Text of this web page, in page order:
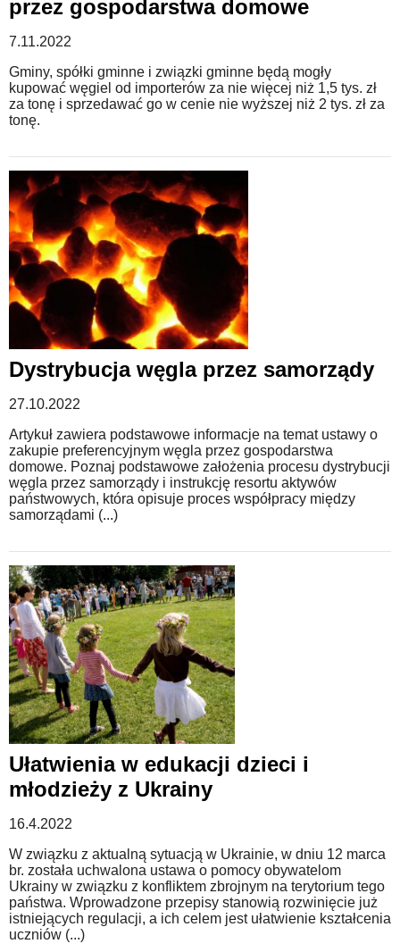
przez gospodarstwa domowe
7.11.2022
Gminy, spółki gminne i związki gminne będą mogły
kupować węgiel od importerów za nie więcej niż 1,5 tys. zł
za tonę i sprzedawać go w cenie nie wyższej niż 2 tys. zł za
tonę.
Dystrybucja węgla przez samorządy
27.10.2022
Artykuł zawiera podstawowe informacje na temat ustawy o
zakupie preferencyjnym węgla przez gospodarstwa
domowe. Poznaj podstawowe założenia procesu dystrybucji
węgla przez samorządy i instrukcję resortu aktywów
państwowych, która opisuje proces współpracy między
samorządami (...)
Ułatwienia w edukacji dzieci i
młodzieży z Ukrainy
16.4.2022
W związku z aktualną sytuacją w Ukrainie, w dniu 12 marca
br. została uchwalona ustawa o pomocy obywatelom
Ukrainy w związku z konfliktem zbrojnym na terytorium tego
państwa. Wprowadzone przepisy stanowią rozwinięcie już
istniejących regulacji, a ich celem jest ułatwienie kształcenia
uczniów (...)